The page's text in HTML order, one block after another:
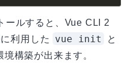
ールすると、Vue CLI 2
利用した
vue init
と
構築が出来ます。